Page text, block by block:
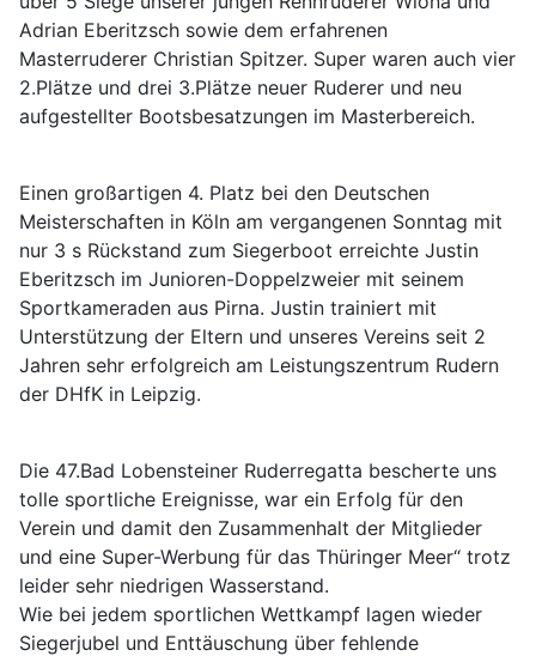
Adrian Eberitzsch sowie dem erfahrenen
Masterruderer Christian Spitzer. Super waren auch vier
2.Plätze und drei 3.Plätze neuer Ruderer und neu
aufgestellter Bootsbesatzungen im Masterbereich.
Einen großartigen 4. Platz bei den Deutschen
Meisterschaften in Köln am vergangenen Sonntag mit
nur 3 s Rückstand zum Siegerboot erreichte Justin
Eberitzsch im Junioren-Doppelzweier mit seinem
Sportkameraden aus Pirna. Justin trainiert mit
Unterstützung der Eltern und unseres Vereins seit 2
Jahren sehr erfolgreich am Leistungszentrum Rudern
der DHfK in Leipzig.
Die 47.Bad Lobensteiner Ruderregatta bescherte uns
tolle sportliche Ereignisse, war ein Erfolg für den
Verein und damit den Zusammenhalt der Mitglieder
und eine Super-Werbung für das Thüringer Meer“ trotz
leider sehr niedrigen Wasserstand.
Wie bei jedem sportlichen Wettkampf lagen wieder
Siegerjubel und Enttäuschung über fehlende